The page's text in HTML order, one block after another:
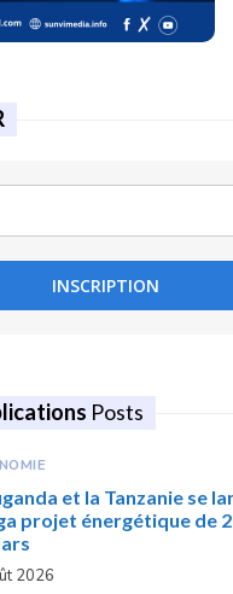
INSCRIPTION
Posts
et la Tanzanie se
projet énergétique de
2026